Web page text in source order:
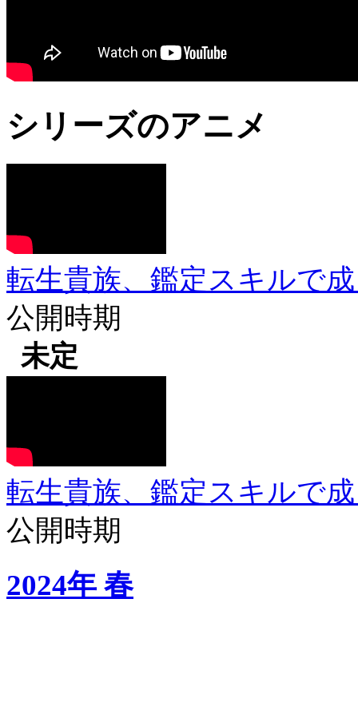
シリーズのアニメ
転生貴族、鑑定スキルで
公開時期
未定
転生貴族、鑑定スキルで
公開時期
2024年 春